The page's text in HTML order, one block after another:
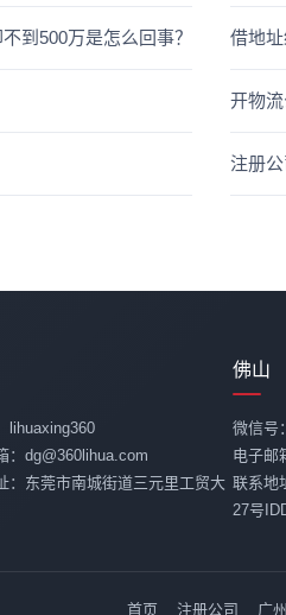
到500万是怎么回事？ 借地
开物流
注册公
lihuaxing360
：dg@360lihua.com
：东莞市南城街道三元里工贸大
佛山
微信号
电子邮
联系地
27号
首页 注册公司 广